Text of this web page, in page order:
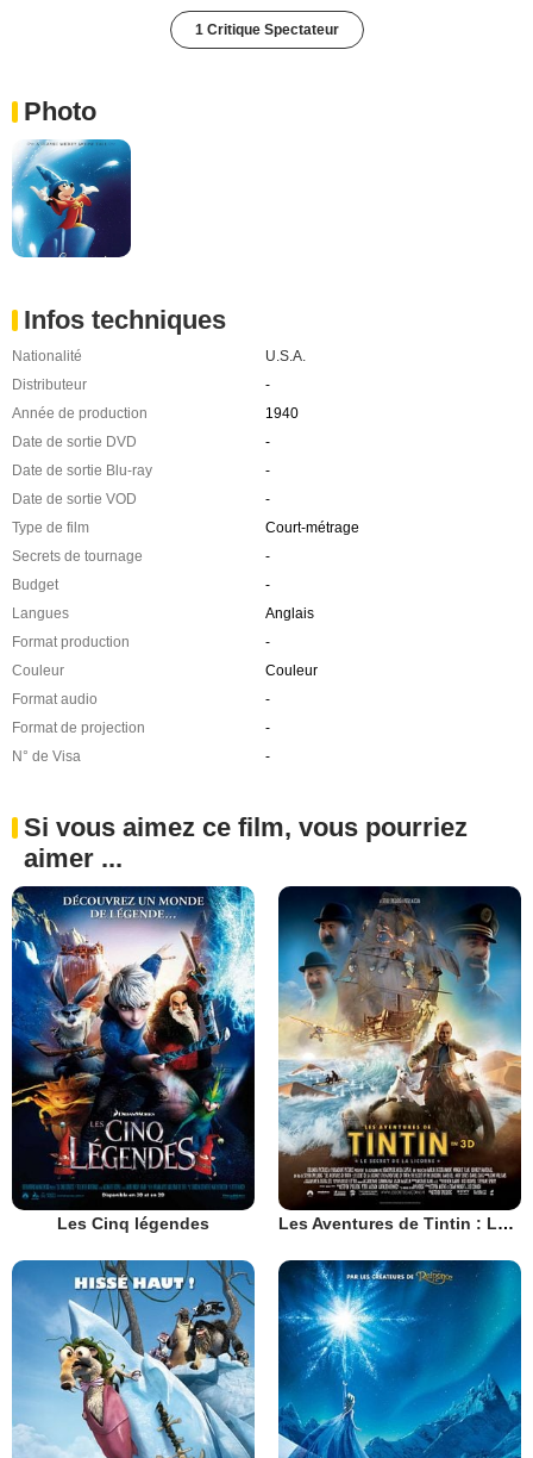
1 Critique Spectateur
Photo
Infos techniques
Nationalité
U.S.A.
Distributeur
-
Année de production
1940
Date de sortie DVD
-
Date de sortie Blu-ray
-
Date de sortie VOD
-
Type de film
Court-métrage
Secrets de tournage
-
Budget
-
Langues
Anglais
Format production
-
Couleur
Couleur
Format audio
-
Format de projection
-
N° de Visa
-
Si vous aimez ce film, vous pourriez
aimer ...
Les Cinq légendes Les Aventures de Tintin : Le Secret de la Licorne